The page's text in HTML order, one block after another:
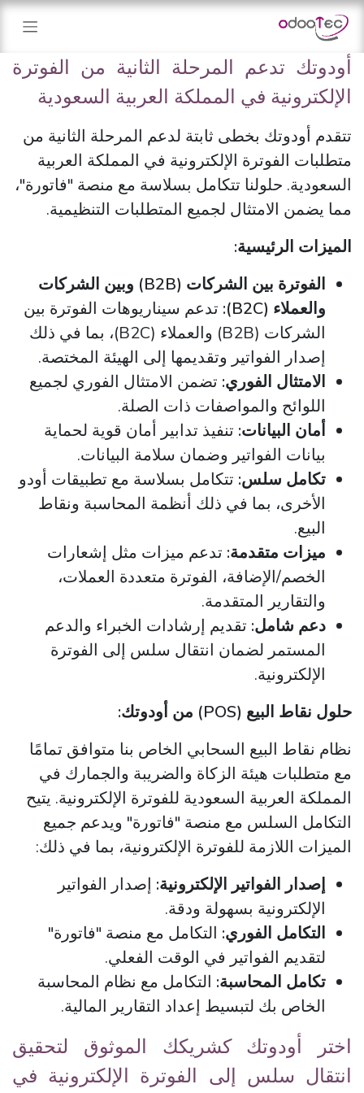
تخطي للذهاب إلى المحتوى
أودوتك تدعم المرحلة الثانية من الفوترة
الإلكترونية في المملكة العربية السعودية
تتقدم أودوتك بخطى ثابتة لدعم المرحلة الثانية من
متطلبات الفوترة الإلكترونية في المملكة العربية
السعودية. حلولنا تتكامل بسلاسة مع منصة "فاتورة"،
مما يضمن الامتثال لجميع المتطلبات التنظيمية.
الميزات الرئيسية:
الفوترة بين الشركات (B2B) وبين الشركات
والعملاء (B2C):
تدعم سيناريوهات الفوترة بين
الشركات (B2B) والعملاء (B2C)، بما في ذلك
إصدار الفواتير وتقديمها إلى الهيئة المختصة.
الامتثال الفوري: تضمن الامتثال الفوري لجميع
اللوائح والمواصفات ذات الصلة.
أمان البيانات: تنفيذ تدابير أمان قوية لحماية
بيانات الفواتير وضمان سلامة البيانات.
تكامل سلس: تتكامل بسلاسة مع تطبيقات أودو
الأخرى، بما في ذلك أنظمة المحاسبة ونقاط
البيع.
ميزات متقدمة: تدعم ميزات مثل إشعارات
الخصم/الإضافة، الفوترة متعددة العملات،
والتقارير المتقدمة.
دعم شامل: تقديم إرشادات الخبراء والدعم
المستمر لضمان انتقال سلس إلى الفوترة
الإلكترونية.
حلول نقاط البيع (POS) من أودوتك:
نظام نقاط البيع السحابي الخاص بنا متوافق تمامًا
مع متطلبات هيئة الزكاة والضريبة والجمارك في
المملكة العربية السعودية للفوترة الإلكترونية. يتيح
التكامل السلس مع منصة "فاتورة" ويدعم جميع
الميزات اللازمة للفوترة الإلكترونية، بما في ذلك:
إصدار الفواتير الإلكترونية: إصدار الفواتير
الإلكترونية بسهولة ودقة.
التكامل الفوري: التكامل مع منصة "فاتورة"
لتقديم الفواتير في الوقت الفعلي.
تكامل المحاسبة: التكامل مع نظام المحاسبة
الخاص بك لتبسيط إعداد التقارير المالية.
اختر أودوتك كشريكك الموثوق لتحقيق
انتقال سلس إلى الفوترة الإلكترونية في